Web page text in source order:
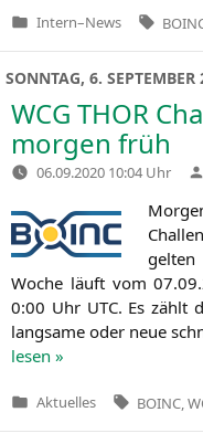
Veröffentlicht
Intern–News Tags:
SONNTAG, 6. SEPTEMBER
WCG THOR
morgen früh
06.09.2020 10:04 Uhr
Woche läuft vom
0:00 Uhr UTC. Es zählt
lang­sa­me oder neue
le­sen »
Veröffentlicht
Aktuelles Tags:
BOINC